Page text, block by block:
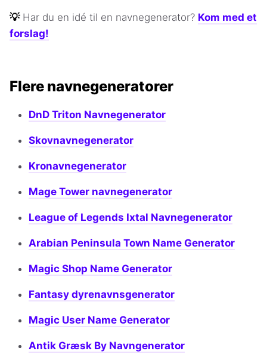
💡 Har du en idé til en navnegenerator? Kom med et
forslag!
Flere navnegeneratorer
DnD Triton Navnegenerator
Skovnavnegenerator
Kronavnegenerator
Mage Tower navnegenerator
League of Legends Ixtal Navnegenerator
Arabian Peninsula Town Name Generator
Magic Shop Name Generator
Fantasy dyrenavnsgenerator
Magic User Name Generator
Antik Græsk By Navngenerator